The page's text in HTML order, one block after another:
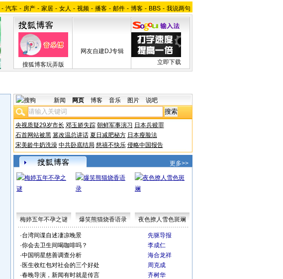
- 汽车 - 房产 - 家居 - 女人 - 视频 - 播客 - 邮件 - 博客 - BBS - 我说两句
搜狐博客玩弄版
网友自建DJ专辑
立即下载
新闻 网页 博客 音乐 图片 说吧
央视质疑29岁市长 邓玉娇失踪 朝鲜军事演习 日本兵赎罪
石首网站被黑 篡改温总讲话 夏日减肥秘方 日本瘦脸法
宋美龄牛奶洗澡 中共卧底结局 慈禧不快乐 侵略中国报告
更多>>
梅婷五年不孕之谜 爆笑熊猫烧香语录 夜色撩人雪色斑斓
·台湾间谍自述凄凉晚景
先驱导报
·你会去卫生间喝咖啡吗？
李成仁
·中国明星慈善调查分析
海合龙祥
· 医生收红包对社会的三个好处
周克成
·春晚导演，新闻有时就是传言 齐树华